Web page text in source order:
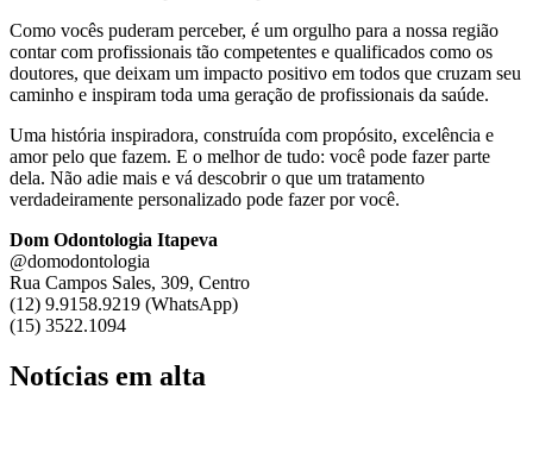
Como vocês puderam perceber, é um orgulho para a nossa região
contar com profissionais tão competentes e qualificados como os
doutores, que deixam um impacto positivo em todos que cruzam seu
caminho e inspiram toda uma geração de profissionais da saúde.
Uma história inspiradora, construída com propósito, excelência e
amor pelo que fazem. E o melhor de tudo: você pode fazer parte
dela. Não adie mais e vá descobrir o que um tratamento
verdadeiramente personalizado pode fazer por você.
Dom Odontologia Itapeva
@domodontologia
Rua Campos Sales, 309, Centro
(12) 9.9158.9219 (WhatsApp)
(15) 3522.1094
Notícias em alta